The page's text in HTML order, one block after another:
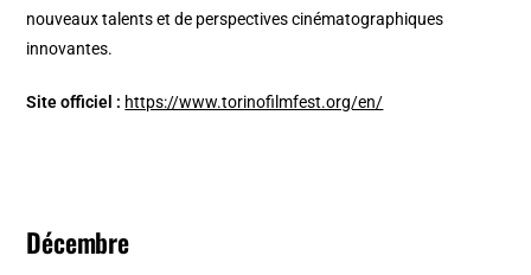
nouveaux talents et de perspectives cinématographiques
innovantes. ​
Site officiel : https://www.torinofilmfest.org/en/
Décembre